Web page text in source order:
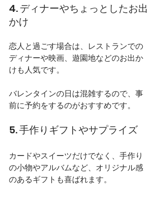
4. ディナーやちょっとしたお出
かけ
恋人と過ごす場合は、レストランでの
ディナーや映画、遊園地などのお出か
けも人気です。
バレンタインの日は混雑するので、事
前に予約をするのがおすすめです。
5. 手作りギフトやサプライズ
カードやスイーツだけでなく、手作り
の小物やアルバムなど、オリジナル感
のあるギフトも喜ばれます。